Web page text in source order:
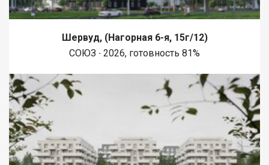
Шервуд, (Нагорная 6-я, 15г/12)
СОЮЗ ∙ 2026, готовность 81%